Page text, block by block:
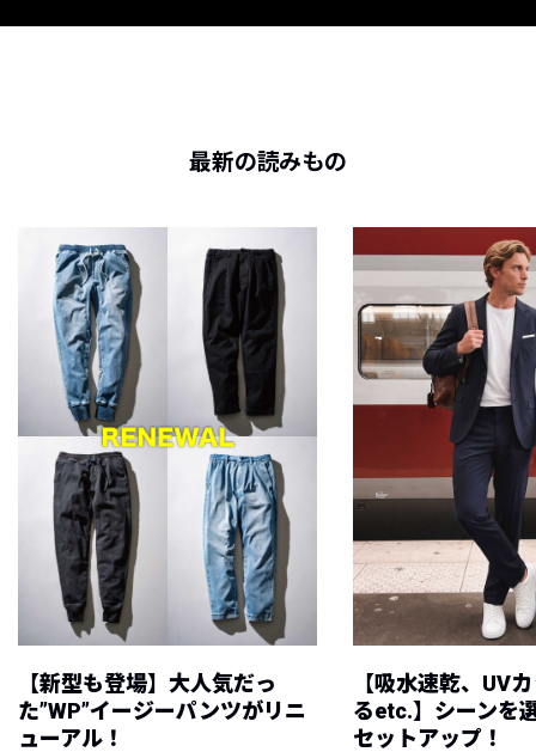
最新の読みもの
【新型も登場】大人気だっ
た”WP”イージーパンツがリニ
ューアル！
【吸水速乾、UV
るetc.】シーンを
セットアップ！